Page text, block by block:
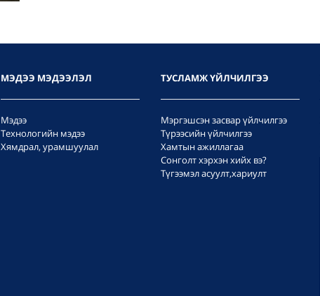
МЭДЭЭ МЭДЭЭЛЭЛ
Мэдээ
Технологийн мэдээ
Хямдрал, урамшуулал
ТУСЛАМЖ ҮЙЛЧИЛГЭЭ
Мэргэшсэн засвар үйлчилгээ
Түрээсийн үйлчилгээ
Хамтын ажиллагаа
Сонголт хэрхэн хийх вэ?
Түгээмэл асуулт,хариулт